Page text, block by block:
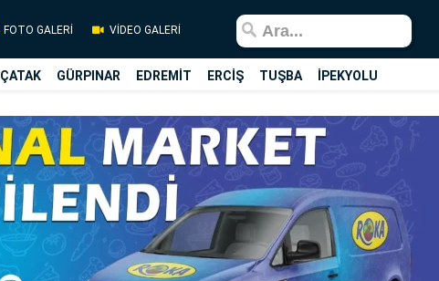
FOTO GALERİ VİDEO GALERİ
ÇATAK GÜRPINAR EDREMİT ERCİŞ TUŞBA İPEKYOLU